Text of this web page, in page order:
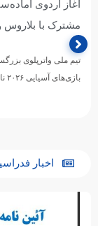
آغاز اردوی
مشترک با بلاروس
تیم ملی واترپلوی
بازی‌های آسیایی ۲۰۲۶ ناگویا، اردوی خود را در…
اخبار